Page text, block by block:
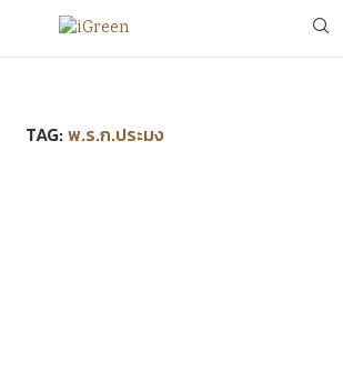
TAG:พ.ร.ก.ประมง